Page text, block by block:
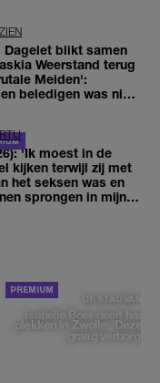
Dagelet blikt samen
Weerstand terug
Meiden':
beledigen was niet
'Ik moest in de
kijken terwijl zij met
het seksen was en
sprongen in mijn
DE STAD VAN
Isabelle Boer deelt haar
plekken in Zwolle: 'Deze
graag verborgen'